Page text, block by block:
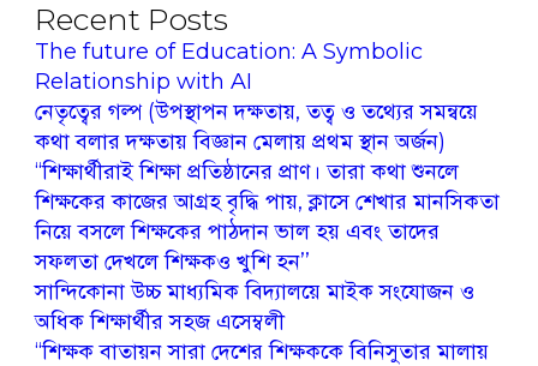
Recent Posts
The future of Education: A Symbolic
Relationship with AI
নেতৃত্বের গল্প (উপস্থাপন দক্ষতায়, তত্ব ও তথ্যের সমন্বয়ে
কথা বলার দক্ষতায় বিজ্ঞান মেলায় প্রথম স্থান অর্জন)
‘‘শিক্ষার্থীরাই শিক্ষা প্রতিষ্ঠানের প্রাণ। তারা কথা শুনলে
শিক্ষকের কাজের আগ্রহ বৃদ্ধি পায়, ক্লাসে শেখার মানসিকতা
নিয়ে বসলে শিক্ষকের পাঠদান ভাল হয় এবং তাদের
সফলতা দেখলে শিক্ষকও খুশি হন’’
সান্দিকোনা উচ্চ মাধ্যমিক বিদ্যালয়ে মাইক সংযোজন ও
অধিক শিক্ষার্থীর সহজ এসেম্বলী
‘‘শিক্ষক বাতায়ন সারা দেশের শিক্ষককে বিনিসুতার মালায়